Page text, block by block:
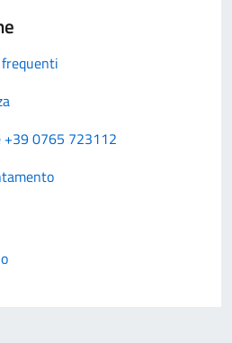
+39 0765 723112